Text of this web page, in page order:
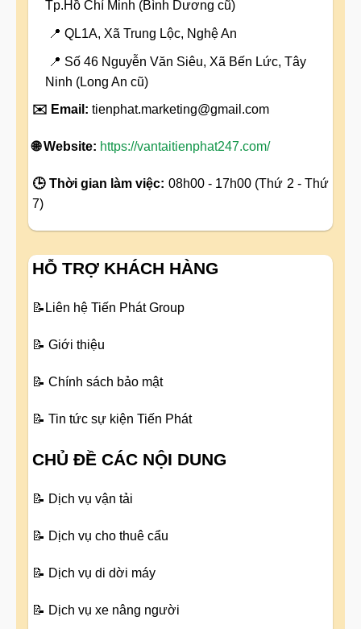
Tp.Hồ Chí Minh (Bình Dương cũ)
📍 QL1A, Xã Trung Lộc, Nghệ An
📍 Số 46 Nguyễn Văn Siêu, Xã Bến Lức, Tây
Ninh (Long An cũ)
✉️ Email: tienphat.marketing@gmail.com
🌐 Website: https://vantaitienphat247.com/
🕒 Thời gian làm việc: 08h00 - 17h00 (Thứ 2 - Thứ
7)
HỖ TRỢ KHÁCH HÀNG
📝 Liên hệ Tiến Phát Group
📝 Giới thiệu
📝 Chính sách bảo mật
📝 Tin tức sự kiện Tiến Phát
CHỦ ĐỀ CÁC NỘI DUNG
📝 Dịch vụ vận tải
📝 Dịch vụ cho thuê cẩu
📝 Dịch vụ di dời máy
📝 Dịch vụ xe nâng người